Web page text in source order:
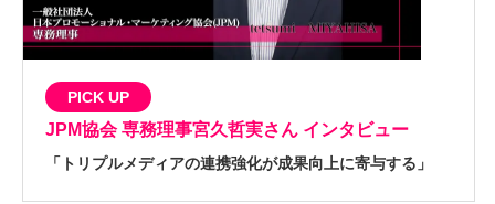
PICK UP
JPM協会 専務理事宮久哲実さん インタビュー
「トリプルメディアの連携強化が成果向上に寄与する」